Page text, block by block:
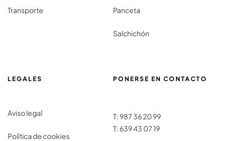
Transporte Panceta
Salchichón
LEGALES
Aviso legal
Política de cookies
PONERSE EN CONTACTO
T:987 36 20 99
T: 639 43 07 19